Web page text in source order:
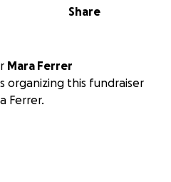
Share
Mara Ferrer
organizing this fundraiser
Ferrer.